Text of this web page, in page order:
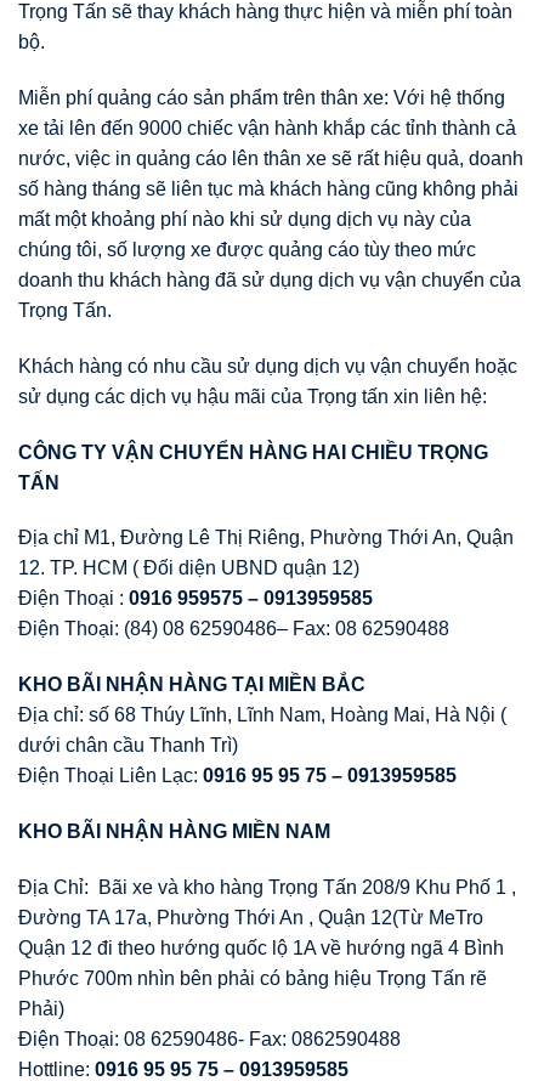
Trọng Tấn sẽ thay khách hàng thực hiện và miễn phí toàn
bộ.
Miễn phí quảng cáo sản phẩm trên thân xe: Với hệ thống
xe tải lên đến 9000 chiếc vận hành khắp các tỉnh thành cả
nước, việc in quảng cáo lên thân xe sẽ rất hiệu quả, doanh
số hàng tháng sẽ liên tục mà khách hàng cũng không phải
mất một khoảng phí nào khi sử dụng dịch vụ này của
chúng tôi, số lượng xe được quảng cáo tùy theo mức
doanh thu khách hàng đã sử dụng dịch vụ vận chuyển của
Trọng Tấn.
Khách hàng có nhu cầu sử dụng dịch vụ vận chuyển hoặc
sử dụng các dịch vụ hậu mãi của Trọng tấn xin liên hệ:
CÔNG TY VẬ N CHUYỂ N HÀNG HAI CHI ỀU TRỌNG
TẤ N
Địa chỉ M1, Đường Lê Thị Riêng, Phường Thới An, Quận
12. TP. HCM ( Đối diện UBND quận 12)
Điện Thoại : 0916 959575 – 0913959585
Điện Thoại: (84) 08 62590486– Fax: 08 62590488
KHO BÃI NHẬ N HÀNG TẠ I MI Ề N BẮC
Địa chỉ: số 68 Thúy Lĩnh, Lĩnh Nam, Hoàng Mai, Hà Nội (
dưới chân cầu Thanh Trì)
Điện Thoại Liên Lạc: 0916 95 95 75 – 0913959585
KHO BÃI NHẬ N HÀNG MI Ề N NAM
Địa Chỉ: Bãi xe và kho hàng Trọng Tấn 208/9 Khu Phố 1 ,
Đường TA 17a, Phường Thới An , Quận 12(Từ MeTro
Quận 12 đi theo hướng quốc lộ 1A về hướng ngã 4 Bình
Phước 700m nhìn bên phải có bảng hiệu Trọng Tấn rẽ
Phải)
Điện Thoại: 08 62590486- Fax: 0862590488
Hottline: 0916 95 95 75 – 0913959585